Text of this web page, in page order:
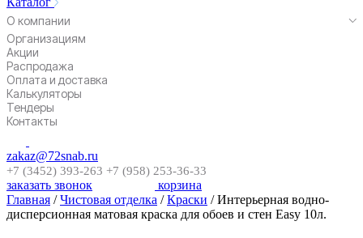
О компании
Организациям
Акции
Распродажа
Оплата и доставка
Калькуляторы
Тендеры
Контакты
zakaz@72snab.ru
+7 (3452) 393-263 +7 (958) 253-36-33
заказать звонок
корзина
Главная / Чистовая отделка / Краски / Интерьерная водно-
дисперсионная матовая краска для обоев и стен Easy 10л.